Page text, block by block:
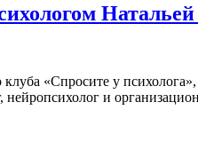
«Спросите у
и